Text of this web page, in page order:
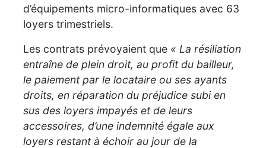
d’équipements micro-informatiques avec 63
loyers trimestriels.
Les contrats prévoyaient que « La résiliation
entraîne de plein droit, au profit du bailleur,
le paiement par le locataire ou ses ayants
droits, en réparation du préjudice subi en
sus des loyers impayés et de leurs
accessoires, d’une indemnité égale aux
loyers restant à échoir au jour de la